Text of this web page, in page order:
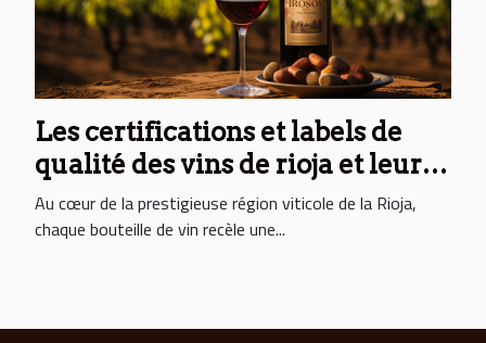
Les certifications et labels de
qualité des vins de rioja et leur
signification
Au cœur de la prestigieuse région viticole de la Rioja,
chaque bouteille de vin recèle une...